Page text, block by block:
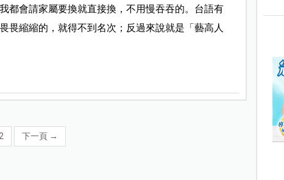
都會請家屬要換就直接換，不用慢吞吞的。台語有
畏縮縮的，就得不到名次；反過來說就是「藝高人
2 下一頁 →